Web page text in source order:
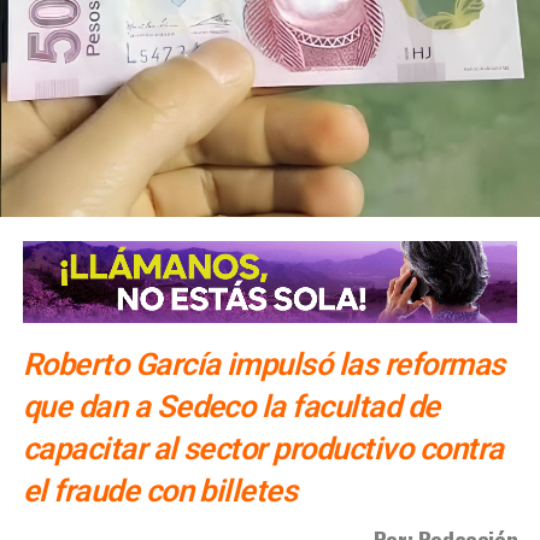
ARTÍCULOS RELACIONADOS: ESTADO SCT TAXISTAS
Gobierno Estatal fortalece seguridad y consolida la
paz en las cuatro regiones
NO TE PIERDAS
Dirección de Pensiones interpone cuatro nuevas
denuncias ante la Fiscalía
Roberto García impulsó las reformas
que dan a Sedeco la facultad de
capacitar al sector productivo contra
el fraude con billetes